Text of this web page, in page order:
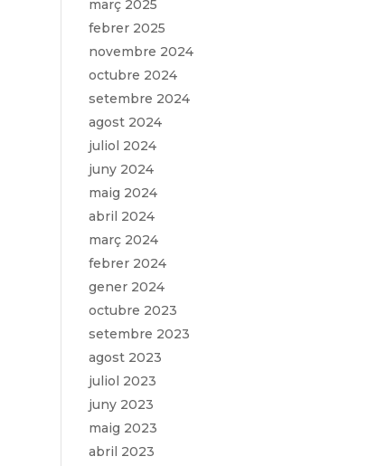
març 2025
febrer 2025
novembre 2024
octubre 2024
setembre 2024
agost 2024
juliol 2024
juny 2024
maig 2024
abril 2024
març 2024
febrer 2024
gener 2024
octubre 2023
setembre 2023
agost 2023
juliol 2023
juny 2023
maig 2023
abril 2023